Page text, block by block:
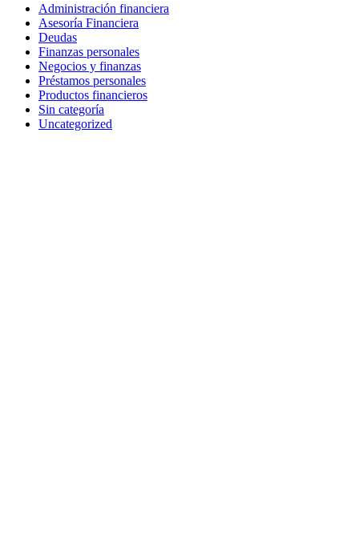
Administración financiera
Asesoría Financiera
Deudas
Finanzas personales
Negocios y finanzas
Préstamos personales
Productos financieros
Sin categoría
Uncategorized